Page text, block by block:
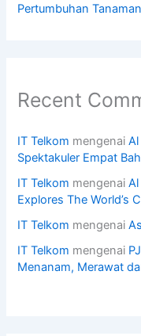
Pertumbuhan
Recent
IT Telkom mengenai
Spektakuler Empat
IT Telkom mengenai
Explores The World’s
IT Telkom mengenai
IT Telkom mengenai
Menanam, Merawat